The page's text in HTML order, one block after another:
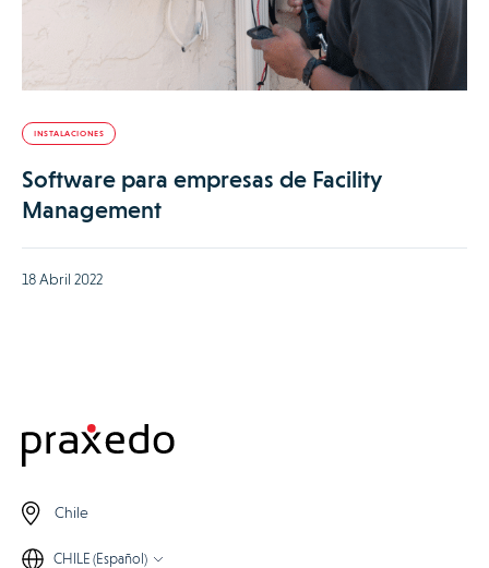
INSTALACIONES
Software para empresas de Facility
Management
18 Abril 2022
Chile
CHILE (Español)